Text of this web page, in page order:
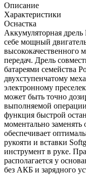
Описание
Характеристики
Оснастка
Аккумуляторная
себе мощный
высококачественного
передач. Дрель
батареями семейства
двухступенчатому
электронному
может быть точно
выполняемой
функция быстрой
моментально заменять
обеспечивает
рукояти и вставки
инструмент в руке.
располагается у
без АКБ и зарядного